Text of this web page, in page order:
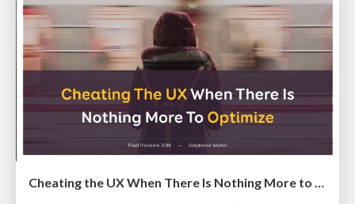
Cheating the UX When There Is Nothing More to Optimize - PixelPioneers